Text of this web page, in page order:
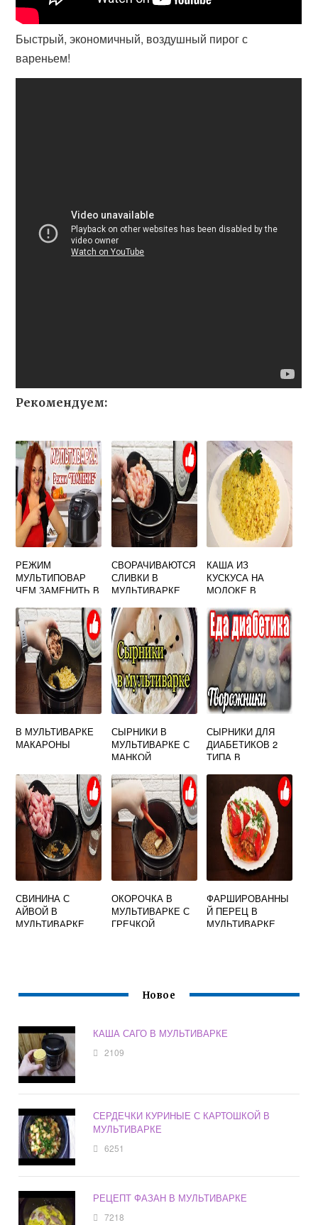
Быстрый, экономичный, воздушный пирог с
вареньем!
Рекомендуем:
РЕЖИМ
МУЛЬТИПОВАР
ЧЕМ ЗАМЕНИТЬ В
СВОРАЧИВАЮТСЯ
СЛИВКИ В
МУЛЬТИВАРКЕ
КАША ИЗ
КУСКУСА НА
МОЛОКЕ В
В МУЛЬТИВАРКЕ
МАКАРОНЫ
СЫРНИКИ В
МУЛЬТИВАРКЕ С
МАНКОЙ
СЫРНИКИ ДЛЯ
ДИАБЕТИКОВ 2
ТИПА В
СВИНИНА С
АЙВОЙ В
МУЛЬТИВАРКЕ
ОКОРОЧКА В
МУЛЬТИВАРКЕ С
ГРЕЧКОЙ
ФАРШИРОВАННЫ
Й ПЕРЕЦ В
МУЛЬТИВАРКЕ
Новое
КАША САГО В МУЛЬТИВАРКЕ
2109
СЕРДЕЧКИ КУРИНЫЕ С КАРТОШКОЙ В
МУЛЬТИВАРКЕ
6251
РЕЦЕПТ ФАЗАН В МУЛЬТИВАРКЕ
7218